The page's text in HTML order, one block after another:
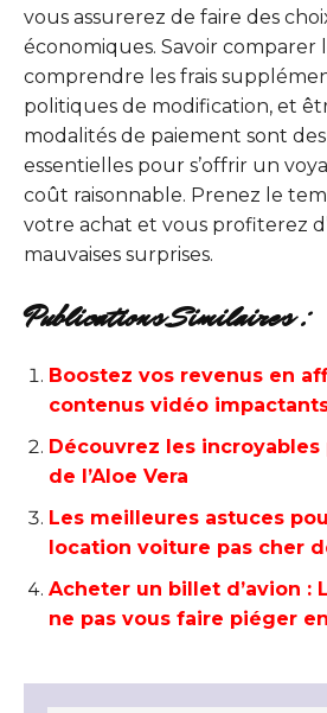
vous assurerez de faire des
économiques. Savoir comparer
comprendre les frais
politiques de modification, et
modalités de paiement sont
essentielles pour s’offrir un
coût raisonnable. Prenez le
votre achat et vous profiterez
mauvaises surprises.
Publications Similaires :
Boostez vos revenus en
contenus vidéo
Découvrez les
de l’Aloe Vera
Les meilleures astuces
location voiture pas cher
Acheter un billet d’avion :
ne pas vous faire piéger